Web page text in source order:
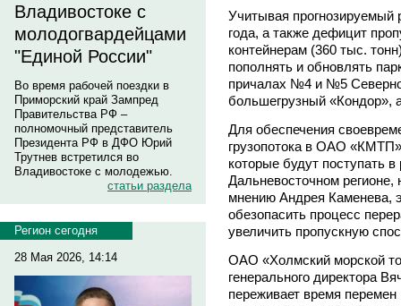
Владивостоке с
молодогвардейцами
"Единой России"
Во время рабочей поездки в
Приморский край Зампред
Правительства РФ –
полномочный представитель
Президента РФ в ДФО Юрий
Трутнев встретился во
Владивостоке с молодежью.
статьи раздела
Регион сегодня
28 Мая 2026, 14:14
Учитывая прогнозируемый
года, а также дефицит
контейнерам (360 тыс.
пополнять и обновлять
причалах №4 и №5
большегрузный «Кондор»,
Для обеспечения
грузопотока в ОАО
которые будут поступать
Дальневосточном регионе,
мнению Андрея Каменева,
обезопасить процесс
увеличить пропускную
ОАО «Холмский морской
генерального директора
переживает время